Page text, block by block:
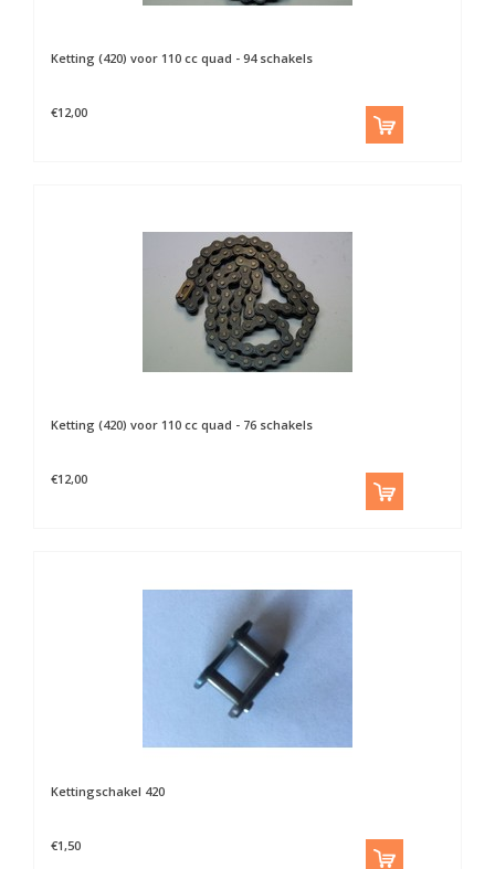
Ketting (420) voor 110 cc quad - 94 schakels
€12,00
Ketting (420) voor 110 cc quad - 76 schakels
€12,00
Kettingschakel 420
€1,50